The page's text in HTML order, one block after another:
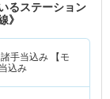
るステーション
》
手当込み 【モ
込み